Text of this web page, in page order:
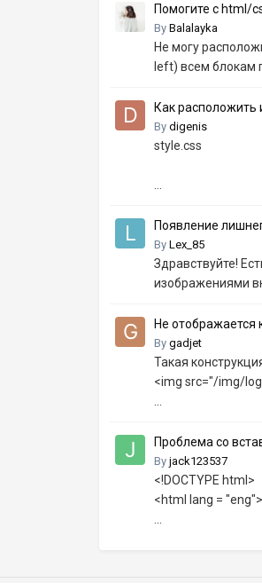
Помогите с html/
By Balalayka
Не могу
left) всем блокам
Как расположить
By digenis
style.css
Появление
By Lex_85
Здравствуйте!
изображениями
Не отображается
By gadjet
Такая
<img src="/img/
Проблема со
By jack123537
<!DOCTYPE html>
<html lang = "eng">